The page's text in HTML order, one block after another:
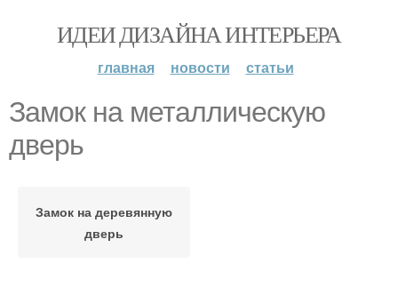
ИДЕИ ДИЗАЙНА ИНТЕРЬЕРА
главная новости статьи
Замок на металлическую
дверь
Замок на деревянную
дверь